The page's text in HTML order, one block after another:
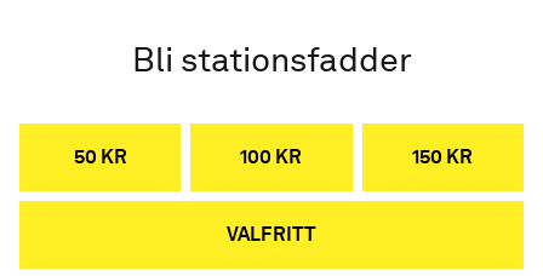
Bli stationsfadder
50 KR 100 KR 150 KR
VALFRITT